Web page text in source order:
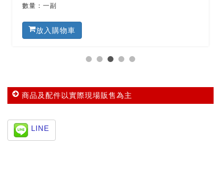
數量：一副
放入購物車
商品及配件以實際現場販售為主
LINE